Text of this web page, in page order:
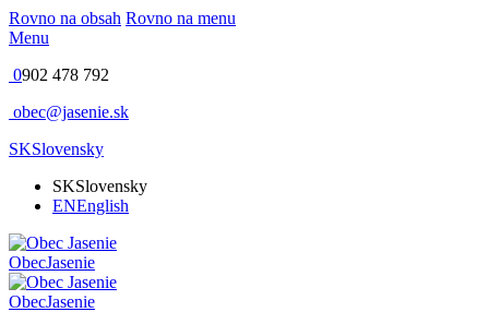
Rovno na obsah Rovno na menu
Menu
0902 478 792
obec@jasenie.sk
SKSlovensky
SKSlovensky
ENEnglish
ObecJasenie
ObecJasenie